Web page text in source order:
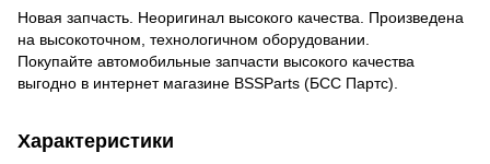
Новая запчасть. Неоригинал высокого качества. Произведена
на высокоточном, технологичном оборудовании.
Покупайте автомобильные запчасти высокого качества
выгодно в интернет магазине BSSParts (БСС Партс).
Характеристики